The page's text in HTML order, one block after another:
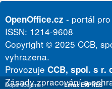
OpenOffice.cz - portál
ISSN: 1214-9608
Copyright © 2025 CCB,
vyhrazena.
Provozuje CCB, spol. s r.
Zásady zpracování a
Doporučujeme Linux EXPRES